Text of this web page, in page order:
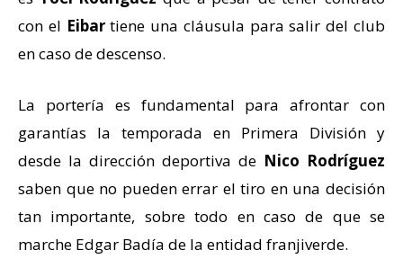
con el Eibartiene una cláusula para salir del club
en caso de descenso.
La portería es fundamental para afrontar con
garantías la temporada en Primera División y
desde la dirección deportiva de Nico Rodríguez
saben que no pueden errar el tiro en una decisión
tan importante, sobre todo en caso de que se
marche Edgar Badía de la entidad franjiverde.